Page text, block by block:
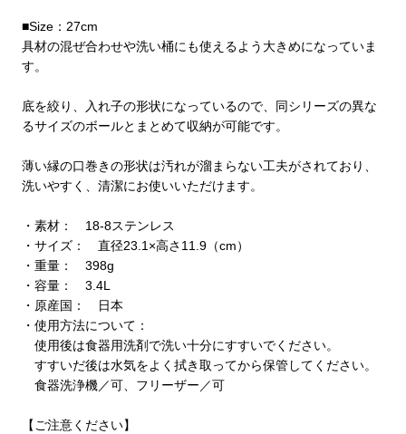
■Size：27cm
具材の混ぜ合わせや洗い桶にも使えるよう大きめになっていま
す。
底を絞り、入れ子の形状になっているので、同シリーズの異な
るサイズのボールとまとめて収納が可能です。
薄い縁の口巻きの形状は汚れが溜まらない工夫がされており、
洗いやすく、清潔にお使いいただけます。
・素材： 18-8ステンレス
・サイズ： 直径23.1×高さ11.9（cm）
・重量： 398g
・容量： 3.4L
・原産国： 日本
・使用方法について：
使用後は食器用洗剤で洗い十分にすすいでください。
すすいだ後は水気をよく拭き取ってから保管してください。
食器洗浄機／可、フリーザー／可
【ご注意ください】